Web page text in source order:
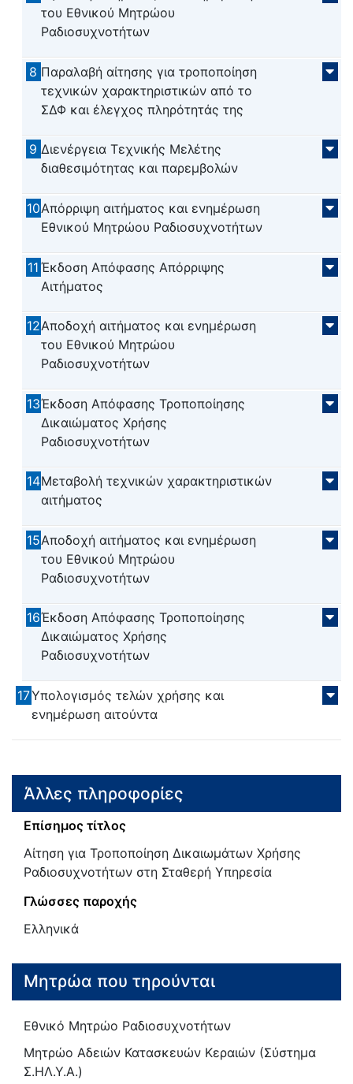
του Εθνικού Μητρώου
Ραδιοσυχνοτήτων
8 Παραλαβή αίτησης για τροποποίηση
τεχνικών χαρακτηριστικών από το
ΣΔΦ και έλεγχος πληρότητάς της
9 Διενέργεια Τεχνικής Μελέτης
διαθεσιμότητας και παρεμβολών
10Απόρριψη αιτήματος και ενημέρωση
Εθνικού Μητρώου Ραδιοσυχνοτήτων
11 Έκδοση Απόφασης Απόρριψης
Αιτήματος
12Αποδοχή αιτήματος και ενημέρωση
του Εθνικού Μητρώου
Ραδιοσυχνοτήτων
13Έκδοση Απόφασης Τροποποίησης
Δικαιώματος Χρήσης
Ραδιοσυχνοτήτων
14Μεταβολή τεχνικών χαρακτηριστικών
αιτήματος
15Αποδοχή αιτήματος και ενημέρωση
του Εθνικού Μητρώου
Ραδιοσυχνοτήτων
16Έκδοση Απόφασης Τροποποίησης
Δικαιώματος Χρήσης
Ραδιοσυχνοτήτων
17Υπολογισμός τελών χρήσης και
ενημέρωση αιτούντα
Άλλες πληροφορίες
Επίσημος τίτλος
Αίτηση για Τροποποίηση Δικαιωμάτων Χρήσης
Ραδιοσυχνοτήτων στη Σταθερή Υπηρεσία
Γλώσσες παροχής
Ελληνικά
Μητρώα που τηρούνται
Εθνικό Μητρώο Ραδιοσυχνοτήτων
Μητρώο Αδειών Κατασκευών Κεραιών (Σύστημα
Σ.ΗΛ.Υ.Α.)